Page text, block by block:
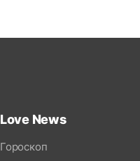
Love News
Гороскоп